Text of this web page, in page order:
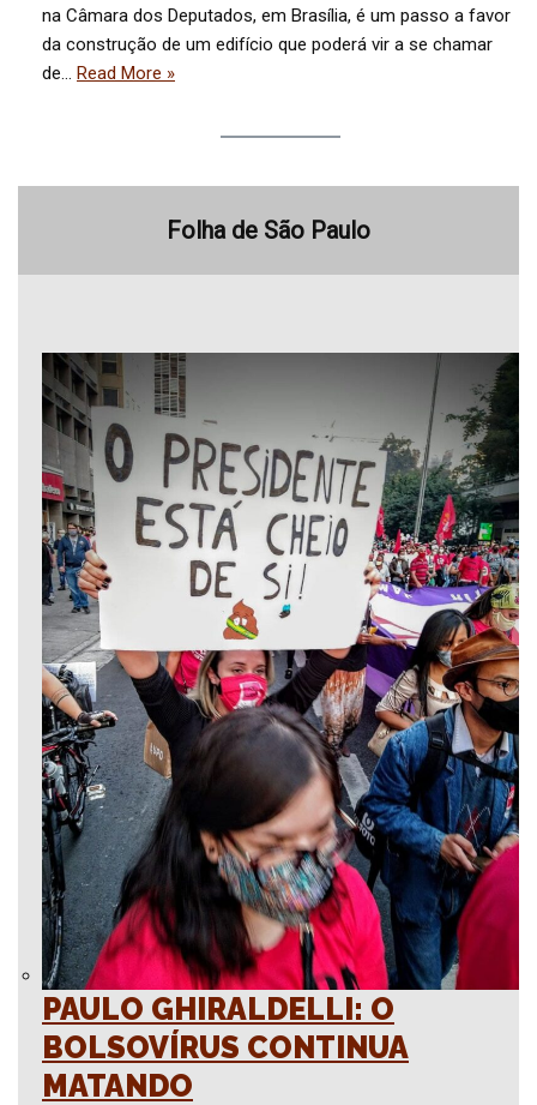
na Câmara dos Deputados, em Brasília, é um passo a favor
da construção de um edifício que poderá vir a se chamar
de… Read More »
Folha de São Paulo
PAULO GHIRALDELLI: O
BOLSOVÍRUS CONTINUA
MATANDO